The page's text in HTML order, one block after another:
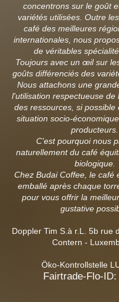
concentrons sur le goût
variétés utilisées. Outre
café des meilleures
internationales, nous
de véritables
Toujours avec un œil sur
goûts différenciés des
Nous attachons une
l'utilisation respectueuse de
des ressources, si possible
situation socio-
producteurs.
C'est pourquoi nous
naturellement du café
biologique.
Chez Budai Coffee, le café
emballé après chaque
pour vous offrir la
gustative
Doppler Tim S.à r.L. 5b rue
Contern -
Öko-Kontrollstelle
Fairtrade-Flo-ID: